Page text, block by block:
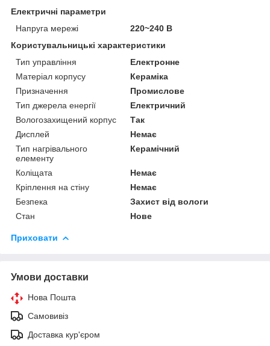
Електричні параметри
Напруга мережі
220~240 В
Користувальницькі характеристики
Тип управління
Електронне
Матеріал корпусу
Кераміка
Призначення
Промислове
Тип джерела енергії
Електричний
Вологозахищений корпус
Так
Дисплей
Немає
Тип нагрівального
елементу
Керамічний
Коліщата
Немає
Кріплення на стіну
Немає
Безпека
Захист від вологи
Стан
Нове
Приховати
Умови доставки
Нова Пошта
Самовивіз
Доставка кур'єром